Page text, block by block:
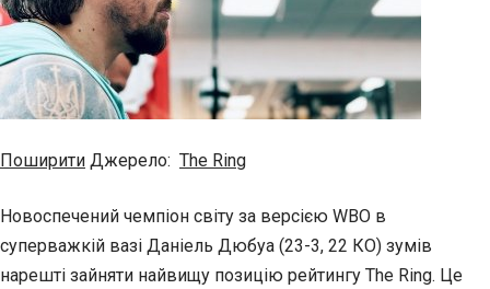
Поширити Джерело: The Ring
Новоспечений чемпіон світу за версією WBO в
суперважкій вазі Даніель Дюбуа (23-3, 22 КО) зумів
нарешті зайняти найвищу позицію рейтингу The Ring. Це